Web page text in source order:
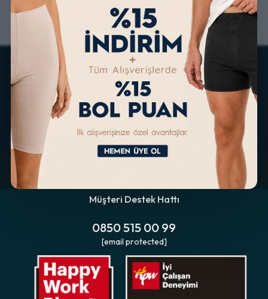
KOLAY İADE & DEĞİŞİM
ALTERNATİF ÖDEME
İMKANLARI
Müşteri Destek Hattı
0850 515 00 99
[email protected]